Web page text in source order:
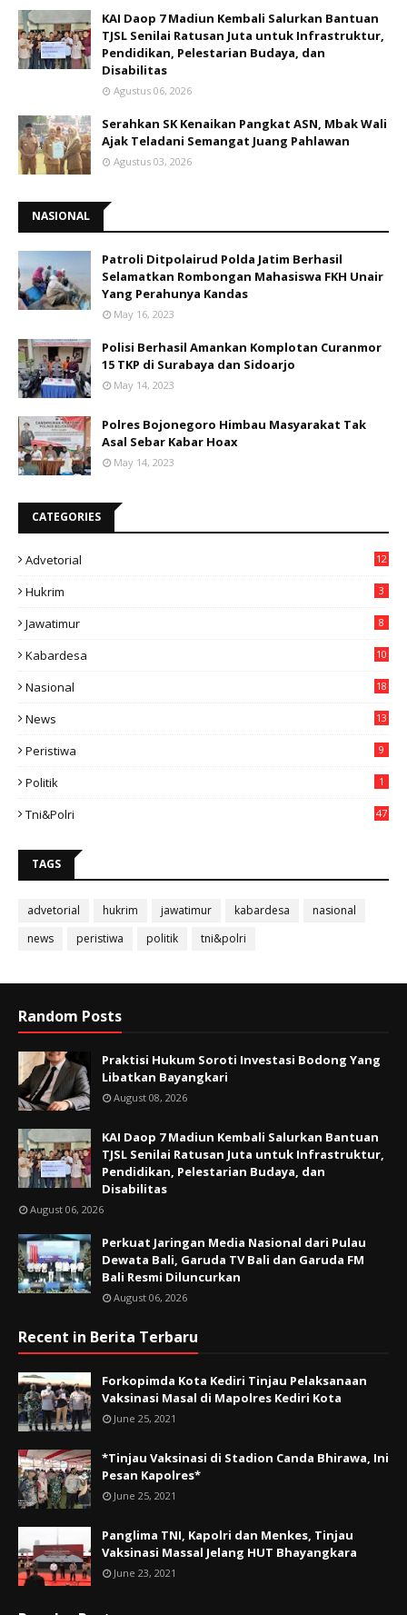
KAI Daop 7 Madiun Kembali Salurkan Bantuan
TJSL Senilai Ratusan Juta untuk Infrastruktur,
Pendidikan, Pelestarian Budaya, dan
Disabilitas
Agustus 06, 2026
Serahkan SK Kenaikan Pangkat ASN, Mbak Wali
Ajak Teladani Semangat Juang Pahlawan
Agustus 03, 2026
NASIONAL
Patroli Ditpolairud Polda Jatim Berhasil
Selamatkan Rombongan Mahasiswa FKH Unair
Yang Perahunya Kandas
May 16, 2023
Polisi Berhasil Amankan Komplotan Curanmor
15 TKP di Surabaya dan Sidoarjo
May 14, 2023
Polres Bojonegoro Himbau Masyarakat Tak
Asal Sebar Kabar Hoax
May 14, 2023
CATEGORIES
Advetorial 12
Hukrim 3
Jawatimur 8
Kabardesa
10
Nasional
18
News
13
Peristiwa 9
Politik 1
Tni&polri 47
TAGS
advetorial hukrim jawatimur kabardesa
nasional
news
peristiwa politik tni&polri
Random Posts
Praktisi Hukum Soroti Investasi Bodong Yang
Libatkan Bayangkari
August 08, 2026
KAI Daop 7 Madiun Kembali Salurkan Bantuan
TJSL Senilai Ratusan Juta untuk Infrastruktur,
Pendidikan, Pelestarian Budaya, dan
Disabilitas
August 06, 2026
Perkuat Jaringan Media Nasional dari Pulau
Dewata Bali, Garuda TV Bali dan Garuda FM
Bali Resmi Diluncurkan
August 06, 2026
Recent in Berita Terbaru
Forkopimda Kota Kediri Tinjau Pelaksanaan
Vaksinasi Masal di Mapolres Kediri Kota
June 25, 2021
*Tinjau Vaksinasi di Stadion Canda Bhirawa, Ini
Pesan Kapolres*
June 25, 2021
Panglima TNI, Kapolri dan Menkes, Tinjau
Vaksinasi Massal Jelang HUT Bhayangkara
June 23, 2021